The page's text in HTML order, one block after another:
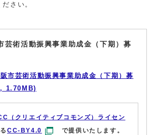
さい。
芸術活動振興事業助成金（下期）募
市芸術活動振興事業助成金（下期）募
1.70MB)
（クリエイティブコモンズ）ライセン
CC-BY4.0 で提供いたします。